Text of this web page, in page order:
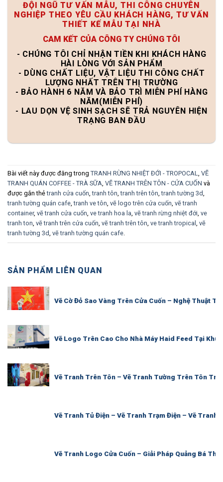
ĐỘI NGŨ TƯ VẤN MẪU, THI CÔNG CHUYÊN
NGHIỆP THEO YÊU CẦU KHÁCH HÀNG, TƯ VẤN
THIẾT KẾ MẪU TẠI NHÀ
CAM KẾT CỦA CÔNG TY CHÚNG TÔI
- CHÚNG TÔI CHỈ NHẬN TIỀN KHI KHÁCH HÀNG
HÀI LÒNG VỚI SẢN PHẨM
- DÙNG CHẤT LIỆU, VẬT LIỆU THI CÔNG CHẤT
LƯỢNG NHẤT TRÊN THỊ TRƯỜNG
- BẢO HÀNH 6 NĂM VÀ BẢO TRÌ MIỄN PHÍ HÀNG
NĂM(MIỄN PHÍ)
- LAU DỌN VỆ SINH SẠCH SẼ TRẢ NGUYÊN HIỆN
TRẠNG BAN ĐẦU
Bài viết này được đăng trong TRANH RỪNG NHIỆT ĐỚI - TROPOCAL, VẼ
TRANH QUÁN COFFEE - TRÀ SỮA, VẼ TRANH TRÊN TÔN - CỬA CUỐN và
được gắn thẻtranh cửa cuốn,tranh tôn,tranh trên tôn,tranh tường 3d,
tranh tường quán cafe,tranh ve tôn, vẽ logo trên cửa cuốn, vẽ tranh
container, vẽ tranh cửa cuốn, ve tranh hoa la, vẽ tranh rừng nhiệt đới, ve
tranh ton, vẽ tranh trên cửa cuốn, vẽ tranh trên tôn, ve tranh tropical , vẽ
tranh tường 3d, vẽ tranh tường quán cafe.
SẢN PHẨM LIÊN QUAN
Vẽ Cờ Đỏ Sao Vàng Trên Cửa Cuốn – Nghệ Thuật
Vẽ Logo Trên Cao Cho Nhà Máy Haid Feed Tại Khu
Vẽ Tranh Trên Tôn – Vẽ Tranh Tường Trên Tôn
Vẽ Tranh Tủ Điện – Vẽ Tranh Trạm Điện – Vẽ Tranh
Vẽ Tranh Logo Cửa Cuốn – Giải Pháp Quảng Bá